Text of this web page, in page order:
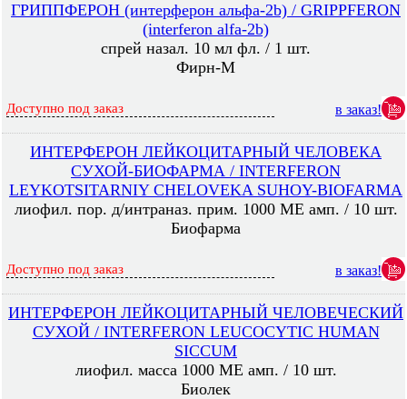
ГРИППФЕРОН (интерферон альфа-2b) / GRIPPFERON
(interferon alfa-2b)
спрей назал. 10 мл фл. / 1 шт.
Фирн-М
Доступно под заказ в заказ!
ИНТЕРФЕРОН ЛЕЙКОЦИТАРНЫЙ ЧЕЛОВЕКА
СУХОЙ-БИОФАРМА / INTERFERON
LEYKOTSITARNIY CHELOVEKA SUHOY-BIOFARMA
лиофил. пор. д/интраназ. прим. 1000 МЕ амп. / 10 шт.
Биофарма
Доступно под заказ в заказ!
ИНТЕРФЕРОН ЛЕЙКОЦИТАРНЫЙ ЧЕЛОВЕЧЕСКИЙ
СУХОЙ / INTERFERON LEUCOCYTIC HUMAN
SICCUM
лиофил. масса 1000 МЕ амп. / 10 шт.
Биолек